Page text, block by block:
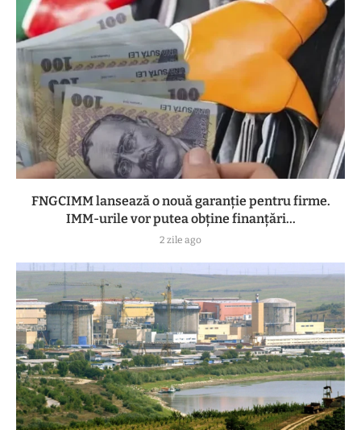
FNGCIMM lansează o nouă garanție pentru firme.
IMM-urile vor putea obține finanțări...
2 zile ago